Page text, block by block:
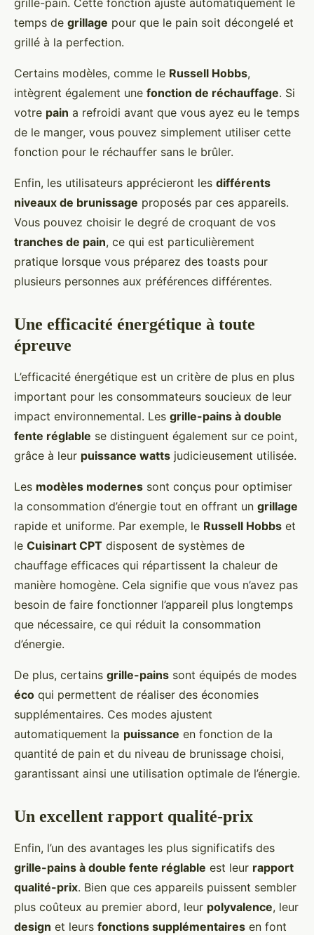
grille-pain. Cette fonction ajuste automatiquement le
temps de grillage pour que le pain soit décongelé et
grillé à la perfection.
Certains modèles, comme le Russell Hobbs,
intègrent également une fonction de réchauffage. Si
votre pain a refroidi avant que vous ayez eu le temps
de le manger, vous pouvez simplement utiliser cette
fonction pour le réchauffer sans le brûler.
Enfin, les utilisateurs apprécieront les différents
niveaux de brunissage proposés par ces appareils.
Vous pouvez choisir le degré de croquant de vos
tranches de pain, ce qui est particulièrement
pratique lorsque vous préparez des toasts pour
plusieurs personnes aux préférences différentes.
Une efficacité énergétique à toute
épreuve
L’efficacité énergétique est un critère de plus en plus
important pour les consommateurs soucieux de leur
impact environnemental. Les grille-pains à double
fente réglable se distinguent également sur ce point,
grâce à leur puissance watts judicieusement utilisée.
Les modèles modernes sont conçus pour optimiser
la consommation d’énergie tout en offrant un grillage
rapide et uniforme. Par exemple, le Russell Hobbs et
le Cuisinart CPT disposent de systèmes de
chauffage efficaces qui répartissent la chaleur de
manière homogène. Cela signifie que vous n’avez pas
besoin de faire fonctionner l’appareil plus longtemps
que nécessaire, ce qui réduit la consommation
d’énergie.
De plus, certains grille-pains sont équipés de modes
éco qui permettent de réaliser des économies
supplémentaires. Ces modes ajustent
automatiquement la puissance en fonction de la
quantité de pain et du niveau de brunissage choisi,
garantissant ainsi une utilisation optimale de l’énergie.
Un excellent rapport qualité-prix
Enfin, l’un des avantages les plus significatifs des
grille-pains à double fente réglable est leur rapport
qualité-prix. Bien que ces appareils puissent sembler
plus coûteux au premier abord, leur polyvalence, leur
design et leurs fonctions supplémentaires en font